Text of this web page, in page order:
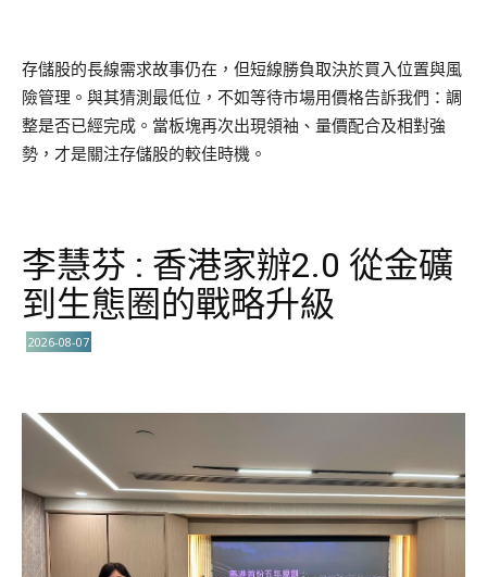
存儲股的長線需求故事仍在，但短線勝負取決於買入位置與風
險管理。與其猜測最低位，不如等待市場用價格告訴我們：調
整是否已經完成。當板塊再次出現領袖、量價配合及相對強
勢，才是關注存儲股的較佳時機。
李慧芬 : 香港家辦2.0 從金礦
到生態圈的戰略升級
2026-08-07